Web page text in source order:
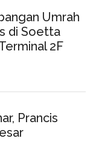
Umrah
di Soetta
2F
Prancis